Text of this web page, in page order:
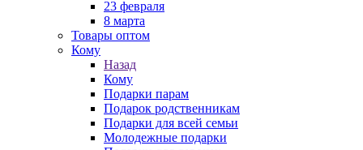
23 февраля
8 марта
Товары оптом
Кому
Назад
Кому
Подарки парам
Подарок родственникам
Подарки для всей семьи
Молодежные подарки